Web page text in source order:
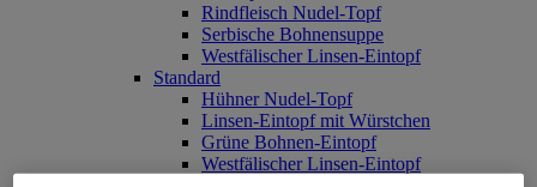
Rindfleisch Nudel-Topf
Serbische Bohnensuppe
Westfälischer Linsen-Eintopf
Standard
Hühner Nudel-Topf
Linsen-Eintopf mit Würstchen
Grüne Bohnen-Eintopf
Westfälischer Linsen-Eintopf